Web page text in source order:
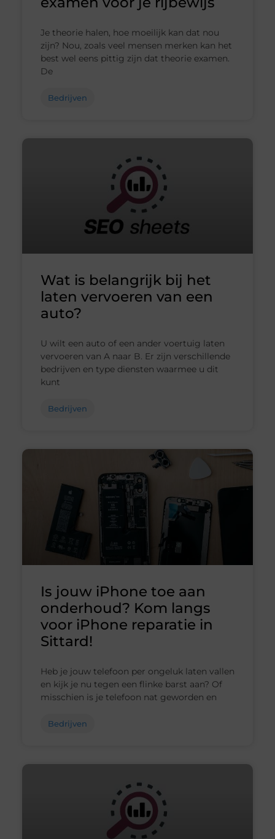
Je theorie halen, hoe moeilijk kan dat nou
zijn? Nou, zoals veel mensen merken kan het
best wel eens pittig zijn dat theorie examen.
De
Bedrijven
Wat is belangrijk bij het
laten vervoeren van een
auto?
U wilt een auto of een ander voertuig laten
vervoeren van A naar B. Er zijn verschillende
bedrijven en type diensten waarmee u dit
kunt
Bedrijven
Is jouw iPhone toe aan
onderhoud? Kom langs
voor iPhone reparatie in
Sittard!
Heb je jouw telefoon per ongeluk laten vallen
en kijk je nu tegen een flinke barst aan? Of
misschien is je telefoon nat geworden en
Bedrijven